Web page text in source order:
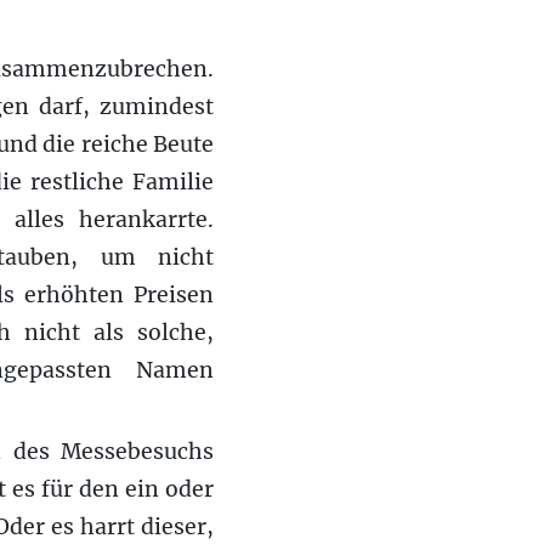
darf, zumindest
die reiche Beute
restliche Familie
alles herankarrte.
um nicht
erhöhten Preisen
nicht als solche,
Namen
Messebesuchs
es für den ein oder
es harrt dieser,